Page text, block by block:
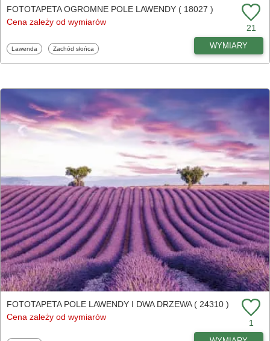
FOTOTAPETA OGROMNE POLE LAWENDY ( 18027 )
Cena zależy od wymiarów
21
Fototapety
Lawenda Fototapety
Zachód słońca WYMIARY
FOTOTAPETA POLE LAWENDY I DWA DRZEWA ( 24310 )
Cena zależy od wymiarów
1